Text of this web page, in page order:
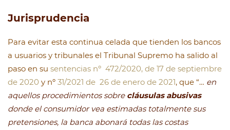
Jurisprudencia
Para evitar esta continua celada que tienden los bancos
a usuarios y tribunales el Tribunal Supremo ha salido al
paso en su sentencias nº 472/2020, de 17 de septiembre
de 2020 y nº 31/2021 de 26 de enero de 2021, que “… en
aquellos procedimientos sobre cláusulas abusivas
donde el consumidor vea estimadas totalmente sus
pretensiones, la banca abonará todas las costas